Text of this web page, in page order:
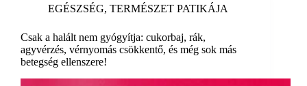
EGÉSZSÉG, TERMÉSZET PATIKÁJA
Csak a halált nem gyógyítja: cukorbaj, rák,
agyvérzés, vérnyomás csökkentő, és még sok más
betegség ellenszere!